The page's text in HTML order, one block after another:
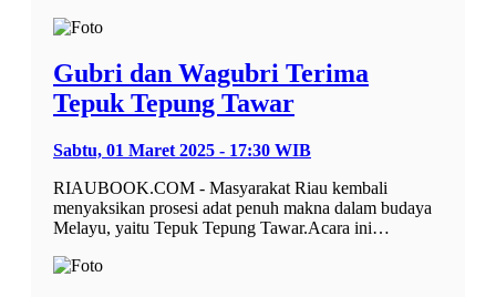
Gubri dan Wagubri Terima
Tepuk Tepung Tawar
Sabtu, 01 Maret 2025 - 17:30 WIB
RIAUBOOK.COM - Masyarakat Riau kembali
menyaksikan prosesi adat penuh makna dalam budaya
Melayu, yaitu Tepuk Tepung Tawar.Acara ini…